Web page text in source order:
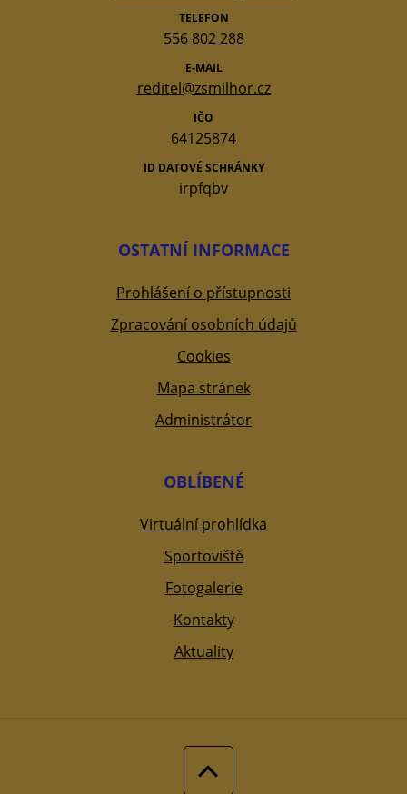
TELEFON
556 802 288
E-MAIL
reditel@zsmilhor.cz
IČO
64125874
ID DATOVÉ SCHRÁNKY
irpfqbv
OSTATNÍ INFORMACE
Prohlášení o přístupnosti
Zpracování osobních údajů
Cookies
Mapa stránek
Administrátor
OBLÍBENÉ
Virtuální prohlídka
Sportoviště
Fotogalerie
Kontakty
Aktuality